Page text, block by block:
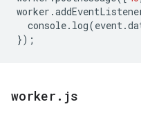
worker .
console. log(event.
});
worker . js